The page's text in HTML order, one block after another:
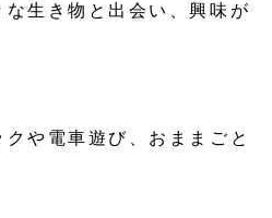
生き物と出会い、興味が
や電車遊び、おままごと